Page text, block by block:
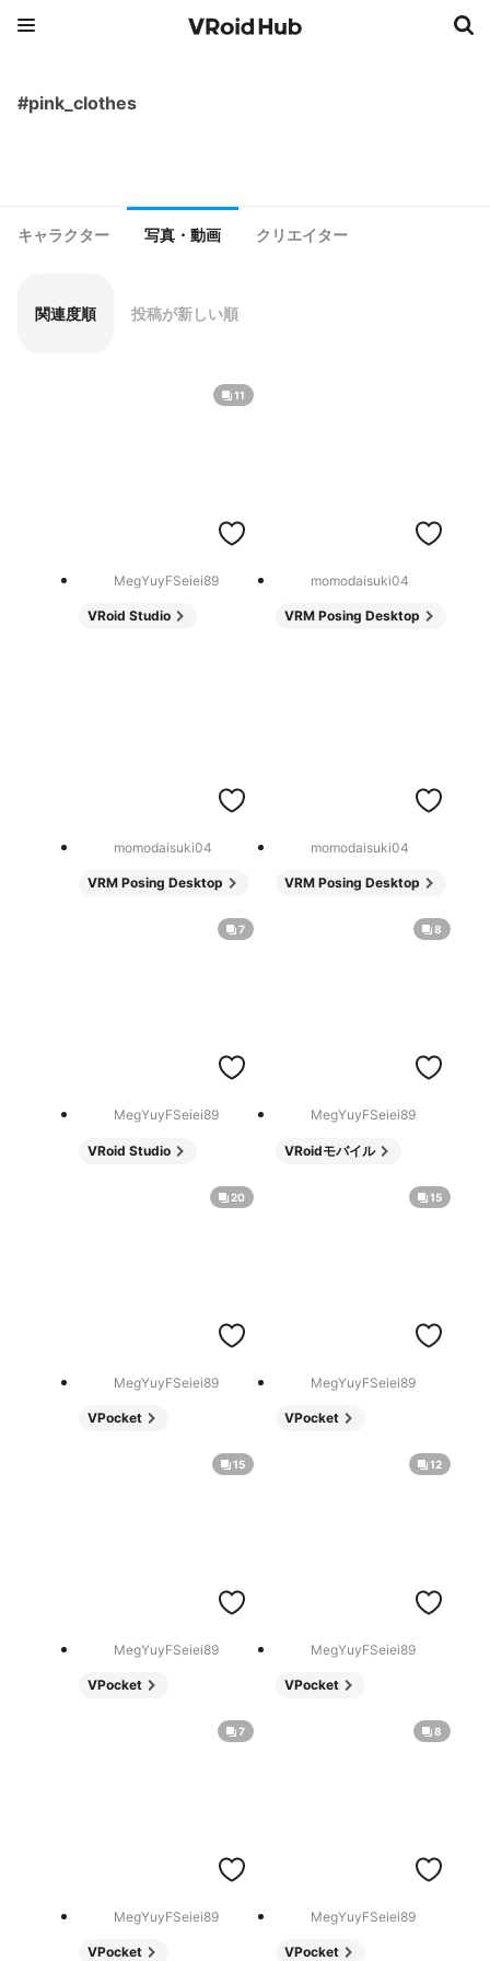
#pink_clothes
キャラクター 写真・動画 クリエイター
関連度順 投稿が新しい順
11
MegYuyFSeiei89
VRoid Studio
momodaisuki04
VRM Posing Desktop
momodaisuki04
VRM Posing Desktop
momodaisuki04
VRM Posing Desktop
7
MegYuyFSeiei89
VRoid Studio
8
MegYuyFSeiei89
VRoidモバイル
20
MegYuyFSeiei89
VPocket
15
MegYuyFSeiei89
VPocket
15
MegYuyFSeiei89
VPocket
12
MegYuyFSeiei89
VPocket
7
MegYuyFSeiei89
VPocket
8
MegYuyFSeiei89
VPocket